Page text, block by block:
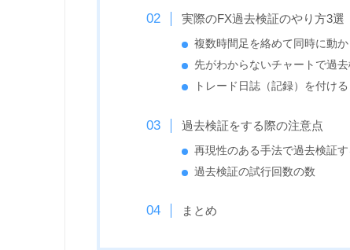
実際のFX過去検証のやり方3選
複数時間足を絡めて同時に動
先がわからないチャートで過
トレード日誌（記録）を付ける
過去検証をする際の注意点
再現性のある手法で過去検証す
過去検証の試行回数の数
まとめ